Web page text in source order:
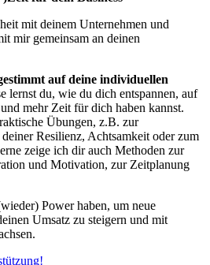
mit deinem Unternehmen und
mir gemeinsam an deinen
auf deine individuellen
lernst du, wie du dich entspannen, auf
mehr Zeit für dich haben kannst.
Übungen, z.B. zur
Resilienz, Achtsamkeit oder zum
zeige ich dir auch Methoden zur
und Motivation, zur Zeitplanung
Power haben, um neue
Umsatz zu steigern und mit